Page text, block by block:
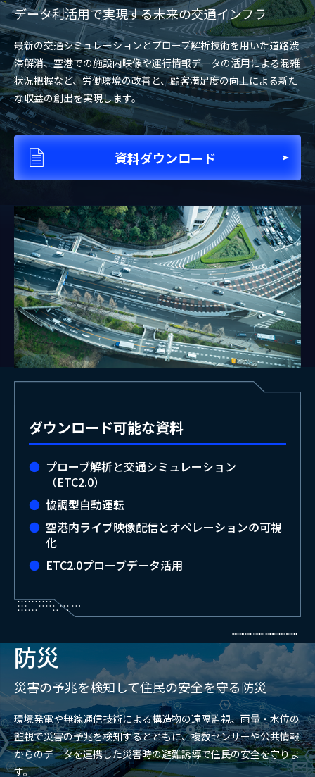
データ利活用で実現する未来の交通インフラ
最新の交通シミュレーションとプローブ解析技術を用いた道路渋
滞解消、空港での施設内映像や運行情報データの活用による混雑
状況把握など、労働環境の改善と、顧客満足度の向上による新た
な収益の創出を実現します。
資料ダウンロード
ダウンロード可能な資料
プローブ解析と交通シミュレーション
（ETC2.0）
協調型自動運転
空港内ライブ映像配信とオペレーションの可視
化
ETC2.0プローブデータ活用
防災
災害の予兆を検知して住民の安全を守る防災
環境発電や無線通信技術による構造物の遠隔監視、雨量・水位の
監視で災害の予兆を検知するとともに、複数センサーや公共情報
からのデータを連携した災害時の避難誘導で住民の安全を守りま
す。